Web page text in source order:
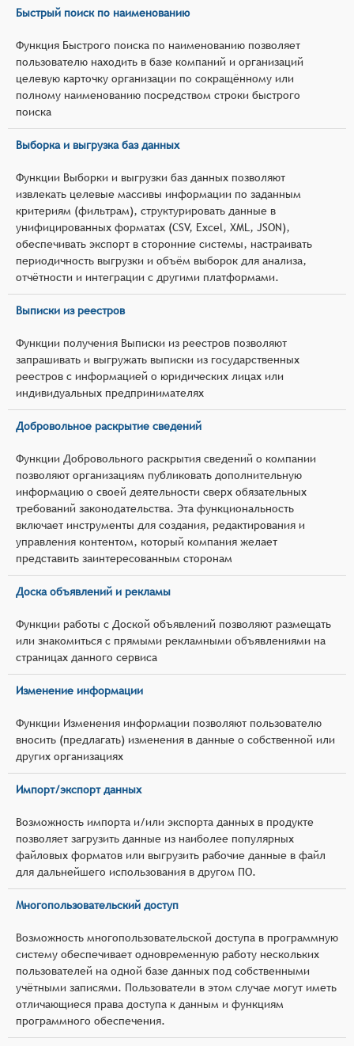
Быстрый поиск по наименованию
Функция Быстрого поиска по наименованию позволяет
пользователю находить в базе компаний и организаций
целевую карточку организации по сокращённому или
полному наименованию посредством строки быстрого
поиска
Выборка и выгрузка баз данных
Функции Выборки и выгрузки баз данных позволяют
извлекать целевые массивы информации по заданным
критериям (фильтрам), структурировать данные в
унифицированных форматах (CSV, Excel, XML, JSON),
обеспечивать экспорт в сторонние системы, настраивать
периодичность выгрузки и объём выборок для анализа,
отчётности и интеграции с другими платформами.
Выписки из реестров
Функции получения Выписки из реестров позволяют
запрашивать и выгружать выписки из государственных
реестров с информацией о юридических лицах или
индивидуальных предпринимателях
Добровольное раскрытие сведений
Функции Добровольного раскрытия сведений о компании
позволяют организациям публиковать дополнительную
информацию о своей деятельности сверх обязательных
требований законодательства. Эта функциональность
включает инструменты для создания, редактирования и
управления контентом, который компания желает
представить заинтересованным сторонам
Доска объявлений и рекламы
Функции работы с Доской объявлений позволяют размещать
или знакомиться с прямыми рекламными объявлениями на
страницах данного сервиса
Изменение информации
Функции Изменения информации позволяют пользователю
вносить (предлагать) изменения в данные о собственной или
других организациях
Импорт/экспорт данных
Возможность импорта и/или экспорта данных в продукте
позволяет загрузить данные из наиболее популярных
файловых форматов или выгрузить рабочие данные в файл
для дальнейшего использования в другом ПО.
Многопользовательский доступ
Возможность многопользовательской доступа в программную
систему обеспечивает одновременную работу нескольких
пользователей на одной базе данных под собственными
учётными записями. Пользователи в этом случае могут иметь
отличающиеся права доступа к данным и функциям
программного обеспечения.